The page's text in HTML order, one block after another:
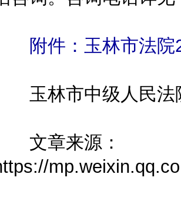
附件：玉林市法
玉林市中级人民法
文章来源：